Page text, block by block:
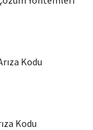
Kodu
Kodu